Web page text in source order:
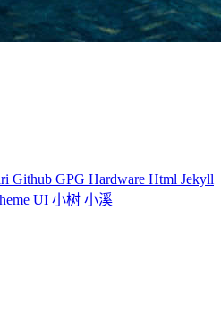
Github GPG Hardware Html Jekyll
UI 小树 小溪